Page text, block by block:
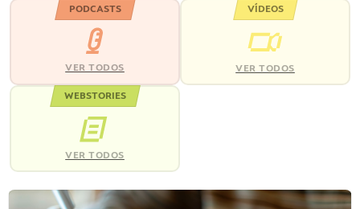
PODCASTS
VER TODOS
VÍDEOS
VER TODOS
WEBSTORIES
VER TODOS